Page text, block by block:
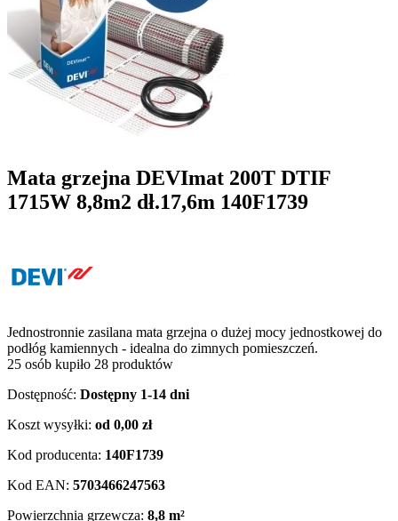
Mata grzejna DEVImat 200T DTIF
1715W 8,8m2 dł.17,6m 140F1739
Jednostronnie zasilana mata grzejna o dużej mocy jednostkowej do
podłóg kamiennych - idealna do zimnych pomieszczeń.
25 osób kupiło 28 produktów
Dostępność: Dostępny 1-14 dni
Koszt wysyłki: od 0,00 zł
Kod producenta: 140F1739
Kod EAN: 5703466247563
Powierzchnia grzewcza: 8,8 m²